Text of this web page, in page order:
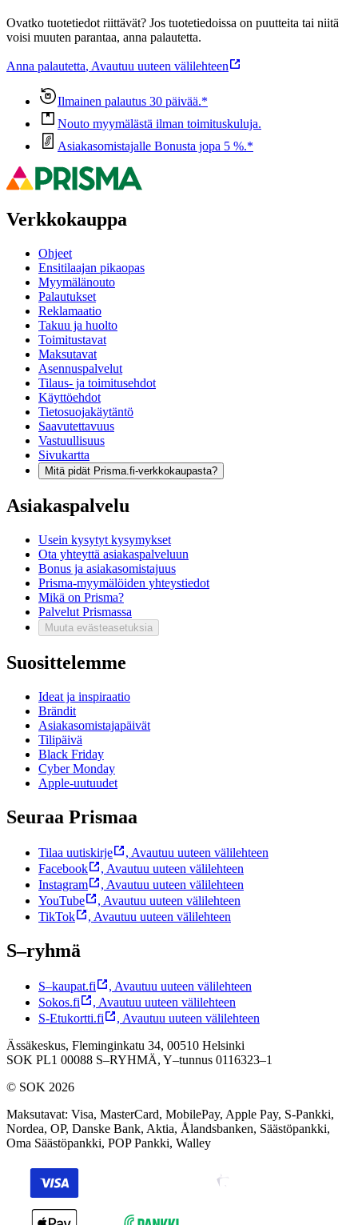
Ovatko tuotetiedot riittävät? Jos tuotetiedoissa on puutteita tai niitä
voisi muuten parantaa, anna palautetta.
Anna palautetta, Avautuu uuteen välilehteen
Ilmainen palautus 30 päivää.*
Nouto myymälästä ilman toimituskuluja.
Asiakasomistajalle Bonusta jopa 5 %.*
Verkkokauppa
Ohjeet
Ensitilaajan pikaopas
Myymälänouto
Palautukset
Reklamaatio
Takuu ja huolto
Toimitustavat
Maksutavat
Asennuspalvelut
Tilaus- ja toimitusehdot
Käyttöehdot
Tietosuojakäytäntö
Saavutettavuus
Vastuullisuus
Sivukartta
Mitä pidät Prisma.fi-verkkokaupasta?
Asiakaspalvelu
Usein kysytyt kysymykset
Ota yhteyttä asiakaspalveluun
Bonus ja asiakasomistajuus
Prisma-myymälöiden yhteystiedot
Mikä on Prisma?
Palvelut Prismassa
Muuta evästeasetuksia
Suosittelemme
Ideat ja inspiraatio
Brändit
Asiakasomistajapäivät
Tilipäivä
Black Friday
Cyber Monday
Apple-uutuudet
Seuraa Prismaa
Tilaa uutiskirje , Avautuu uuteen välilehteen
Facebook
, Avautuu uuteen välilehteen
Instagram
, Avautuu uuteen välilehteen
YouTube
, Avautuu uuteen välilehteen
TikTok
, Avautuu uuteen välilehteen
S–ryhmä
S–kaupat.fi , Avautuu uuteen välilehteen
Sokos.fi
, Avautuu uuteen välilehteen
S-Etukortti.fi
, Avautuu uuteen välilehteen
Ässäkeskus, Fleminginkatu 34, 00510 Helsinki
SOK PL1 00088 S–RYHMÄ, Y–tunnus 0116323–1
© SOK 2026
Maksutavat: Visa, MasterCard, MobilePay, Apple Pay, S-Pankki,
Nordea, OP, Danske Bank, Aktia, Ålandsbanken, Säästöpankki,
Oma Säästöpankki, POP Pankki, Walley